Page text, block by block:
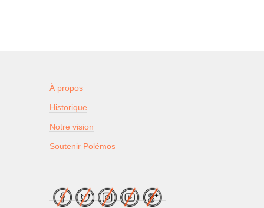
À propos
Historique
Notre vision
Soutenir Polémos